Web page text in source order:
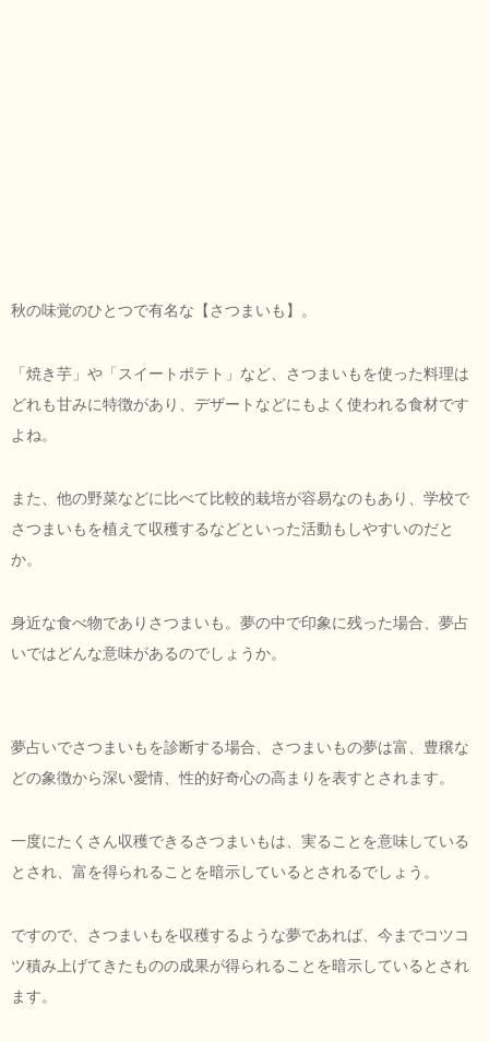
秋の味覚のひとつで有名な【さつまいも】。
「焼き芋」や「スイートポテト」など、さつまいもを使った料理は
どれも甘みに特徴があり、デザートなどにもよく使われる食材です
よね。
また、他の野菜などに比べて比較的栽培が容易なのもあり、学校で
さつまいもを植えて収穫するなどといった活動もしやすいのだと
か。
身近な食べ物でありさつまいも。夢の中で印象に残った場合、夢占
いではどんな意味があるのでしょうか。
夢占いでさつまいもを診断する場合、さつまいもの夢は富、豊穣な
どの象徴から深い愛情、性的好奇心の高まりを表すとされます。
一度にたくさん収穫できるさつまいもは、実ることを意味している
とされ、富を得られることを暗示しているとされるでしょう。
ですので、さつまいもを収穫するような夢であれば、今までコツコ
ツ積み上げてきたものの成果が得られることを暗示しているとされ
ます。